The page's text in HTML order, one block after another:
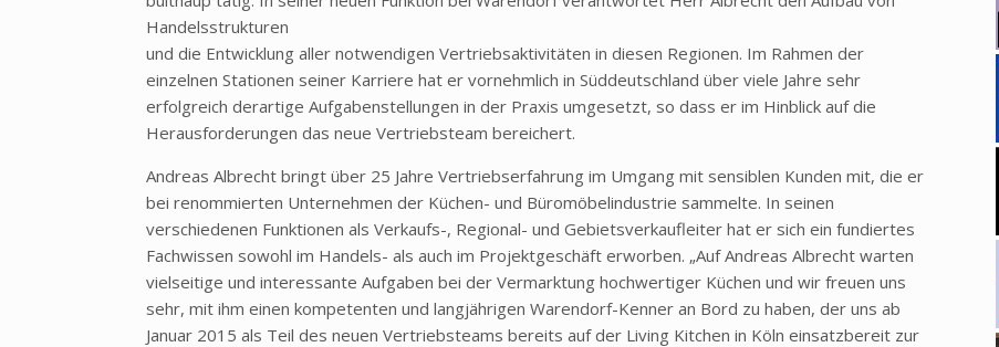
Handelsstrukturen
und die Entwicklung aller notwendigen Vertriebsaktivitäten in diesen Regionen. Im Rahmen der
einzelnen Stationen seiner Karriere hat er vornehmlich in Süddeutschland über viele Jahre sehr
erfolgreich derartige Aufgabenstellungen in der Praxis umgesetzt, so dass er im Hinblick auf die
Herausforderungen das neue Vertriebsteam bereichert.
Andreas Albrecht bringt über 25 Jahre Vertriebserfahrung im Umgang mit sensiblen Kunden mit, die er
bei renommierten Unternehmen der Küchen- und Büromöbelindustrie sammelte. In seinen
verschiedenen Funktionen als Verkaufs-, Regional- und Gebietsverkaufleiter hat er sich ein fundiertes
Fachwissen sowohl im Handels- als auch im Projektgeschäft erworben. „Auf Andreas Albrecht warten
vielseitige und interessante Aufgaben bei der Vermarktung hochwertiger Küchen und wir freuen uns
sehr, mit ihm einen kompetenten und langjährigen Warendorf-Kenner an Bord zu haben, der uns ab
Januar 2015 als Teil des neuen Vertriebsteams bereits auf der Living Kitchen in Köln einsatzbereit zur